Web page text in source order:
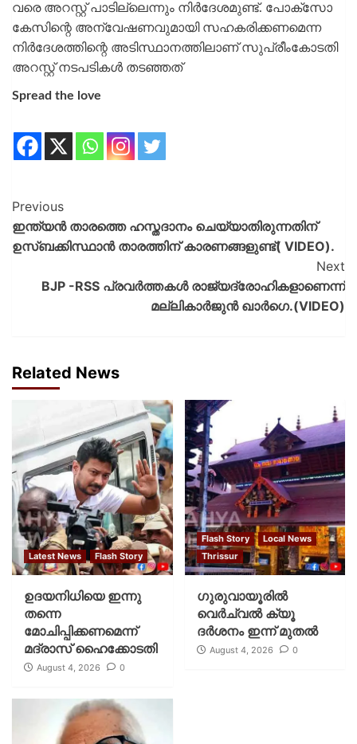
വരെ അറസ്റ്റ് പാടില്ലെന്നും നിര്‍ദേശമുണ്ട്. പോക്സോ
കേസിന്റെ അന്വേഷണവുമായി സഹകരിക്കണമെന്ന
നിര്‍ദേശത്തിന്റെ അടിസ്ഥാനത്തിലാണ് സുപ്രീംകോടതി
അറസ്റ്റ് നടപടികള്‍ തടഞ്ഞത്
Spread the love
Previous
ഇന്ത്യൻ താരത്തെ ഹസ്തദാനം ചെയ്യാതിരുന്നതിന്
ഉസ്ബക്കിസ്ഥാൻ താരത്തിന് കാരണങ്ങളുണ്ട്( VIDEO).
Next
BJP -RSS പ്രവര്‍ത്തകള്‍ രാജ്യദ്രോഹികളാണെന്ന്
മല്ലികാര്‍ജുൻ ഖാര്‍ഗെ.(VIDEO)
Related News
Latest News Flash Story
ഉദയനിധിയെ ഇന്നു
തന്നെ
മോചിപ്പിക്കണമെന്ന്
മദ്രാസ് ഹൈക്കോടതി
August 4, 2026 0
Flash Story
Local News
Thrissur
ഗുരുവായൂരില്‍
വെര്‍ച്വല്‍ ക്യൂ
ദര്‍ശനം ഇന്ന് മുതല്‍
August 4, 2026 0